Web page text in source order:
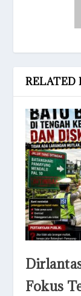
RELATED
Fokus